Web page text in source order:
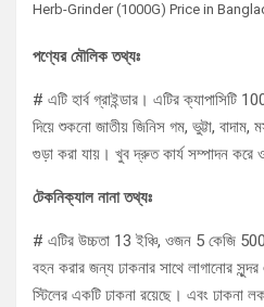
Herb-Grinder (1000G) Price in
পণ্যের মৌলিক তথ্যঃ
# এটি হার্ব গ্রাইন্ডার। এটির
দিয়ে শুকনো জাতীয় জিনিস গম, ভুট্টা, বাদাম,
গুড়া করা যায়। খুব দ্রুত কার্য সম্পাদন
টেকনিক্যাল নানা তথ্যঃ
# এটির উচ্চতা 13 ইঞ্চি, ওজন 5 কেজি 500
বহন করার জন্য ঢাকনার সাথে লাগানোর
স্টিলের একটি ঢাকনা রয়েছে। এবং ঢাকনা